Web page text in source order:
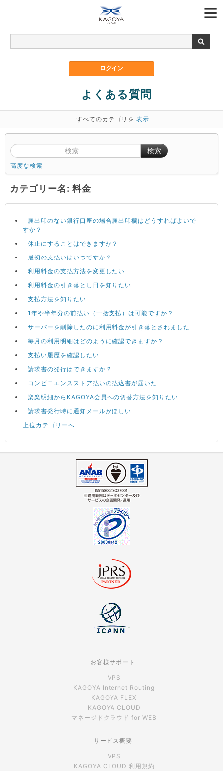
よくある質問
すべてのカテゴリを 表示
検索
高度な検索
カテゴリー名: 料金
届出印のない銀行口座の場合届出印欄はどうすればよいで
すか？
休止にすることはできますか？
最初の支払いはいつですか？
利用料金の支払方法を変更したい
利用料金の引き落とし日を知りたい
支払方法を知りたい
1年や半年分の前払い（一括支払）は可能ですか？
サーバーを削除したのに利用料金が引き落とされました
毎月の利用明細はどのように確認できますか？
支払い履歴を確認したい
請求書の発行はできますか？
コンビニエンスストア払いの払込書が届いた
楽楽明細からKAGOYA会員への切替方法を知りたい
請求書発行時に通知メールがほしい
上位カテゴリーへ
お客様サポート
VPS
KAGOYA Internet Routing
KAGOYA FLEX
KAGOYA CLOUD
マネージドクラウド for WEB
サービス概要
VPS
KAGOYA CLOUD 利用規約